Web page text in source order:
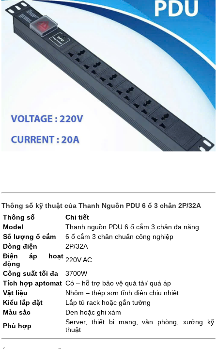
Thông số kỹ thuật của Thanh Nguồn PDU 6 ổ 3 chân 2P/32A
Thông số
Chi tiết
Model
Thanh nguồn PDU 6 ổ cắm 3 chân đa năng
Số lượng ổ cắm
6 ổ cắm 3 chân chuẩn công nghiệp
Dòng điện
2P/32A
Điện áp hoạt
động
220V AC
Công suất tối đa
3700W
Tích hợp aptomat Có – hỗ trợ bảo vệ quá tải/ quá áp
Vật liệu
Nhôm – thép sơn tĩnh điện chịu nhiệt
Kiểu lắp đặt
Lắp tủ rack hoặc gắn tường
Màu sắc
Đen hoặc ghi xám
Phù hợp
Server, thiết bị mạng, văn phòng, xưởng kỹ
thuật